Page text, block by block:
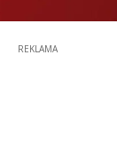
REKLAMA